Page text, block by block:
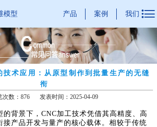
模型 产品 案例 我们 
技术应用：从原型制作到批量生产的无缝
衔
次数：876 发表时间：2025-04-09
的背景下，CNC加工技术凭借其高精度、高
接产品开发与量产的核心载体。相较于传统